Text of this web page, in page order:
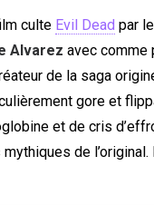
culte Evil Dead par
Alvarez avec comme
de la saga
gore et
et de cris
de